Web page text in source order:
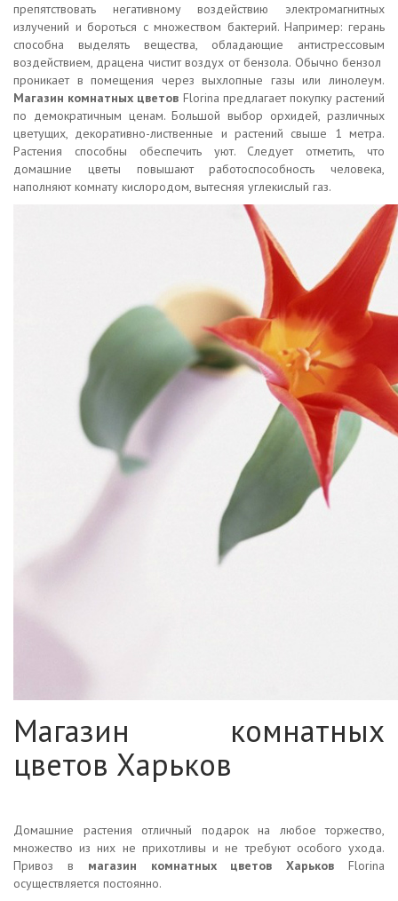
препятствовать негативному воздействию электромагнитных
излучений и бороться с множеством бактерий. Например: герань
способна выделять вещества, обладающие антистрессовым
воздействием, драцена чистит воздух от бензола. Обычно бензол
проникает в помещения через выхлопные газы или линолеум.
Магазин комнатных цветов Florina предлагает покупку растений
по демократичным ценам. Большой выбор орхидей, различных
цветущих, декоративно-лиственные и растений свыше 1 метра.
Растения способны обеспечить уют. Следует отметить, что
домашние цветы повышают работоспособность человека,
наполняют комнату кислородом, вытесняя углекислый газ.
Магазин комнатных
цветов Харьков
Домашние растения отличный подарок на любое торжество,
множество из них не прихотливы и не требуют особого ухода.
Привоз в магазин комнатных цветов Харьков Florina
осуществляется постоянно.